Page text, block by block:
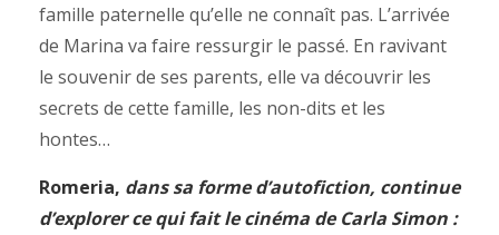
famille paternelle qu’elle ne connaît pas. L’arrivée
de Marina va faire ressurgir le passé. En ravivant
le souvenir de ses parents, elle va découvrir les
secrets de cette famille, les non-dits et les
hontes…
Romeria, dans sa forme d’autofiction, continue
d’explorer ce qui fait le cinéma de Carla Simon :